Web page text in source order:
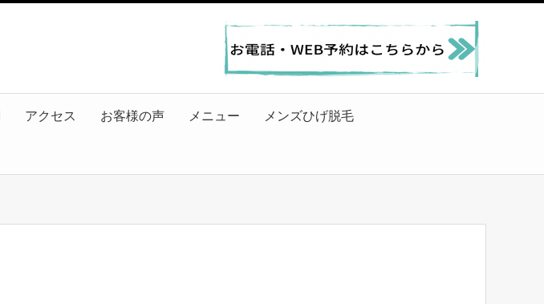
アクセス お客様の声 メニュー メンズひげ脱毛